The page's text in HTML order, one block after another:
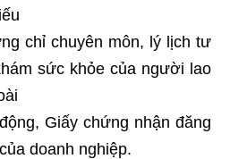
chỉ chuyên môn, lý lịch tư
sức khỏe của người lao
Giấy chứng nhận đăng
doanh nghiệp.